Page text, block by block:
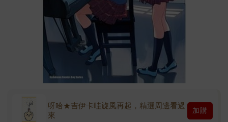
呀哈★吉伊卡哇旋風再起，精選周邊看過
來
加購